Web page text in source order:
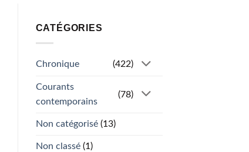
CATÉGORIES
Chronique (422)
Courants
contemporains
(78)
Non catégorisé(13)
Non classé(1)